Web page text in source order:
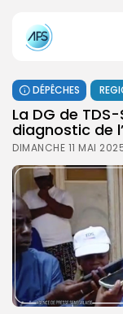
DÉPÊCHES
La DG de
diagnostic de
DIMANCHE 11 MAI